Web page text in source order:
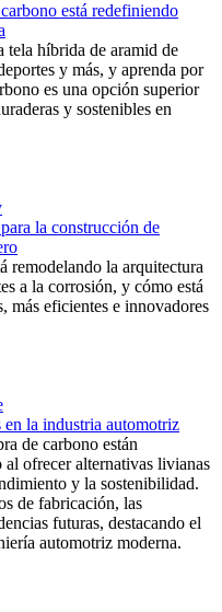
está redefiniendo
tela híbrida de aramid de
y más, y aprenda por
es una opción superior
y sostenibles en
la construcción de
remodelando la arquitectura
a la corrosión, y cómo está
más eficientes e innovadores
en la industria automotriz
de carbono están
ofrecer alternativas livianas
y la sostenibilidad.
de fabricación, las
futuras, destacando el
automotriz moderna.